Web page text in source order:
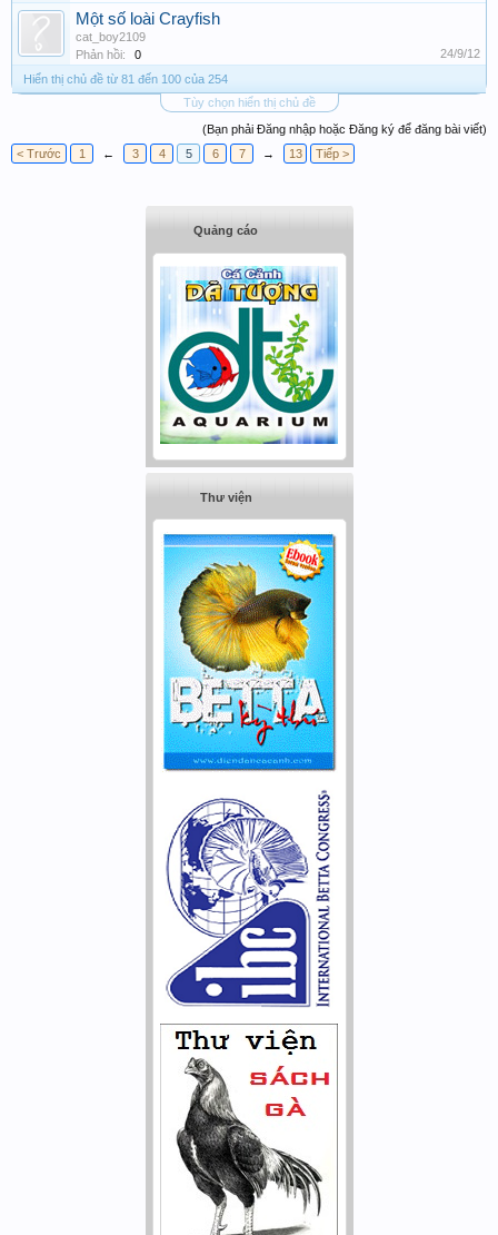
Một số loài Crayfish
cat_boy2109
Phản hồi:
0
24/9/12
Hiển thị chủ đề từ 81 đến 100 của 254
Tùy chọn hiển thị chủ đề
(Bạn phải Đăng nhập hoặc Đăng ký để đăng bài viết)
< Trước
1 ← 3 4 5 6 7 → 13 Tiếp >
Quảng cáo
Thư viện